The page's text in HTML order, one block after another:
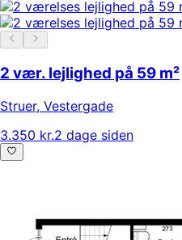
2 vær. lejlighed på 59 m²
Struer, Vestergade
3.350 kr.2 dage siden